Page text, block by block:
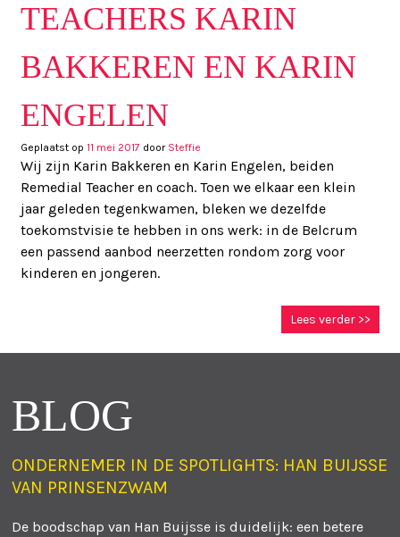
TEACHERS KARIN
BAKKEREN EN KARIN
ENGELEN
Geplaatst op 11 mei 2017 door Steffie
Wij zijn Karin Bakkeren en Karin Engelen, beiden
Remedial Teacher en coach. Toen we elkaar een klein
jaar geleden tegenkwamen, bleken we dezelfde
toekomstvisie te hebben in ons werk: in de Belcrum
een passend aanbod neerzetten rondom zorg voor
kinderen en jongeren.
Lees verder >>
BLOG
ONDERNEMER IN DE SPOTLIGHTS: HAN BUIJSSE
VAN PRINSENZWAM
De boodschap van Han Buijsse is duidelijk: een betere